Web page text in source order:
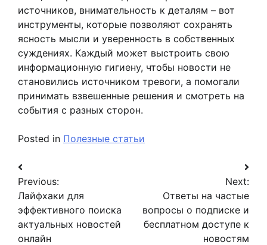
источников, внимательность к деталям – вот
инструменты, которые позволяют сохранять
ясность мысли и уверенность в собственных
суждениях. Каждый может выстроить свою
информационную гигиену, чтобы новости не
становились источником тревоги, а помогали
принимать взвешенные решения и смотреть на
события с разных сторон.
Posted in Полезные статьи
Навигация
по
записям
Previous:
Лайфхаки для
эффективного поиска
актуальных новостей
онлайн
Next:
Ответы на частые
вопросы о подписке и
бесплатном доступе к
новостям